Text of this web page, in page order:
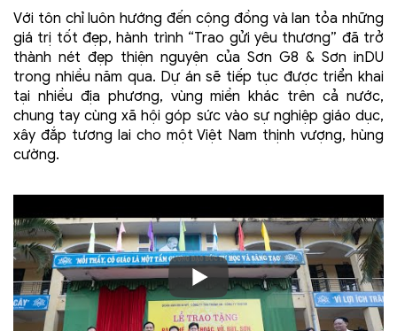
Với tôn chỉ luôn hướng đến cộng đồng và lan tỏa những
giá trị tốt đẹp, hành trình “Trao gửi yêu thương” đã trở
thành nét đẹp thiện nguyện của Sơn G8 & Sơn inDU
trong nhiều năm qua. Dự án sẽ tiếp tục được triển khai
tại nhiều địa phương, vùng miền khác trên cả nước,
chung tay cùng xã hội góp sức vào sự nghiệp giáo dục,
xây đắp tương lai cho một Việt Nam thịnh vượng, hùng
cường.